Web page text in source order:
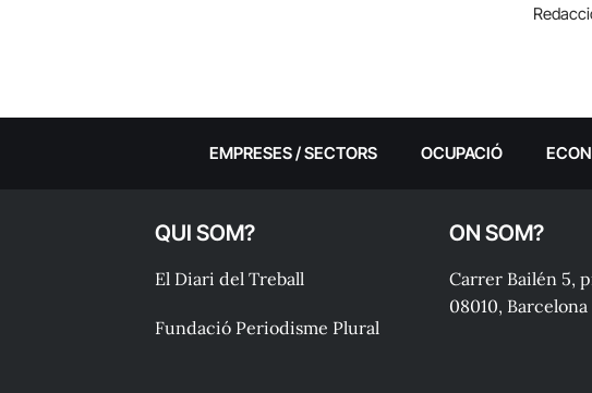
EMPRESES / SECTORS OCUPACIÓ
QUI SOM?
El Diari del Treball
Fundació Periodisme Plural
ON SOM?
Carrer Bailén 5,
08010, Barcelona